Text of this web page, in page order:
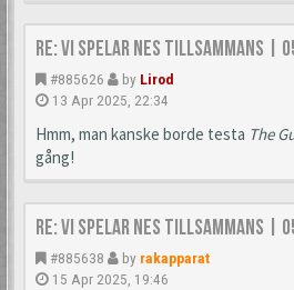
Re: Vi spelar NES tillsammans |
#885626 by Lirod
13 Apr 2025, 22:34
Hmm, man kanske borde testa The
gång!
Re: Vi spelar NES tillsammans |
#885638 by rakapparat
15 Apr 2025, 19:46